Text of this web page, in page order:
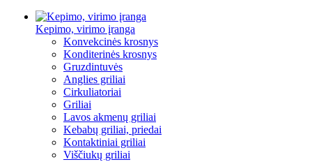
Kepimo, virimo įranga
Konvekcinės krosnys
Konditerinės krosnys
Gruzdintuvės
Anglies griliai
Cirkuliatoriai
Griliai
Lavos akmenų griliai
Kebabų griliai, priedai
Kontaktiniai griliai
Viščiukų griliai